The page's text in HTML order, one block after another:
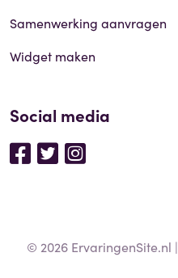
Samenwerking aanvragen
Widget maken
Social media
© 2026 ErvaringenSite.nl |